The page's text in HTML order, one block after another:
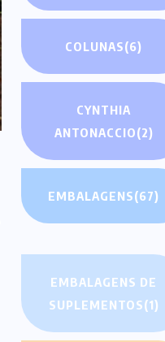
COLUNAS(6)
CYNTHIA
ANTONACCIO(2)
EMBALAGENS(67)
EMBALAGENS DE
SUPLEMENTOS(1)